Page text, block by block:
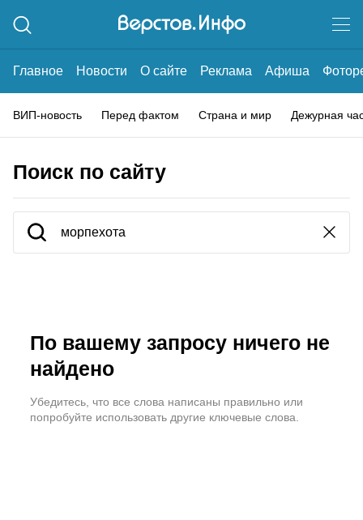
Главное Новости О сайте Реклама Афиша
ВИП-новость Перед фактом Страна и мир Дежурная
Поиск по сайту
По вашему запросу ничего не
найдено
Убедитесь, что все слова написаны правильно или
попробуйте использовать другие ключевые слова.